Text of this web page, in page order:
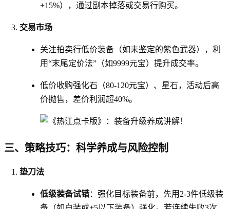
+15%），通过副本掉落或交易行购买。
交易市场
关注拍卖行低价装备（如未鉴定的紫色武器），利
用“末尾定价法”（如9999元宝）提升成交率。
低价收购强化石（80-120元宝）、星石，活动后高
价抛售，差价利润超40%。
三、策略技巧：科学养成与风险控制
垫刀法
低级装备试错：强化目标装备前，先用2-3件低级装